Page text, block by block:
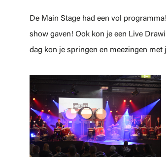
De Main Stage had een vol
show gaven! Ook kon je een Live
dag kon je springen en meezingen